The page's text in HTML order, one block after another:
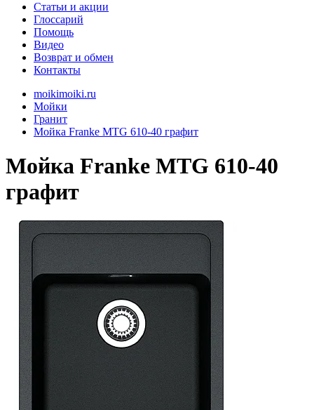
Статьи и акции
Глоссарий
Помощь
Видео
Возврат и обмен
Контакты
moikimoiki.ru
Мойки
Гранит
Мойка Franke MTG 610-40 графит
Мойка Franke MTG 610-40
графит